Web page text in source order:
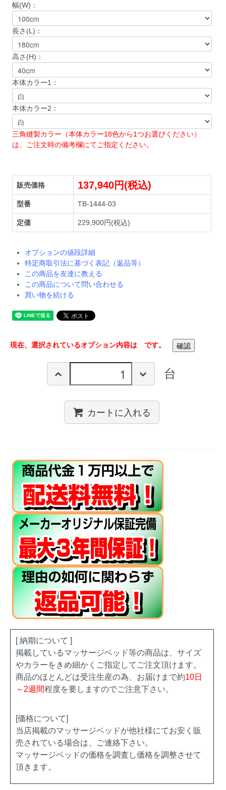
幅(W)：
長さ(L)：
高さ(H)：
本体カラー1：
本体カラー2：
三角縫製カラー（本体カラー18色から1つお選びください）
は、ご注文時の備考欄にてご指定ください。
販売価格 137,940円(税込)
型番 TB-1444-03
定価 229,900円(税込)
オプションの値段詳細
特定商取引法に基づく表記（返品等）
この商品を友達に教える
この商品について問い合わせる
買い物を続ける
現在、選択されているオプション内容は です。
台
カートに入れる
[ 納期について ]
掲載しているマッサージベッド等の商品は、サイズ
やカラーをきめ細かくご指定してご注文頂けます。
商品のほとんどは受注生産の為、お届けまで約10日
～2週間程度を要しますのでご注意下さい。
[価格について]
当店掲載のマッサージベッドが他社様にてお安く販
売されている場合は、ご連絡下さい。
マッサージベッドの価格を調査し価格を調整させて
頂きます。